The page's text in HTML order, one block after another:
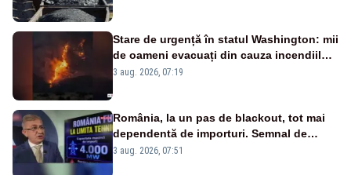
Stare de urgență în statul Washington: mii
de oameni evacuați din cauza incendiilor
puternice de vegetație
3 aug. 2026, 07:19
România, la un pas de blackout, tot mai
dependentă de importuri. Semnal de
alarmă tras de un expert în energie
3 aug. 2026, 07:51